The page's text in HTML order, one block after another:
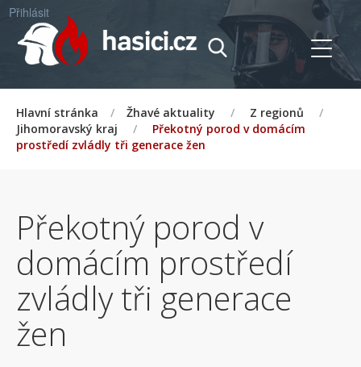
Přihlásit
Hlavní stránka / Žhavé aktuality / Z regionů
/
Jihomoravský kraj
/
Překotný porod v domácím
prostředí zvládly tři generace žen
Překotný porod v
domácím prostředí
zvládly tři generace
žen